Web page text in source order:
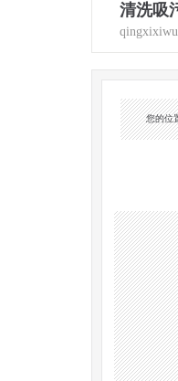
清洗吸
您的位